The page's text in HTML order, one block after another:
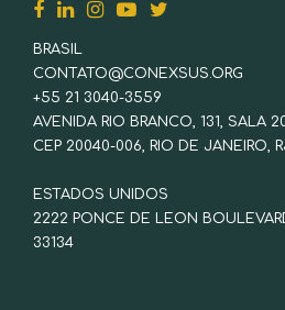
BRASIL
CONTATO@CONEXSUS.ORG
+55 21 3040-3559
AVENIDA RIO BRANCO, 131, SALA
CEP 20040-006, RIO DE JANEIRO,
ESTADOS UNIDOS
2222 PONCE DE LEON
33134